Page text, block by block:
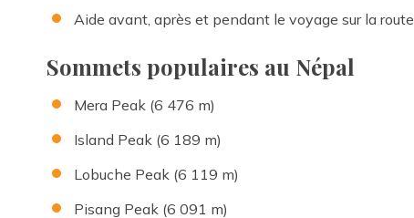
Aide avant, après et pendant le voyage sur la route
Sommets populaires au Népal
Mera Peak (6 476 m)
Island Peak (6 189 m)
Lobuche Peak (6 119 m)
Pisang Peak (6 091 m)